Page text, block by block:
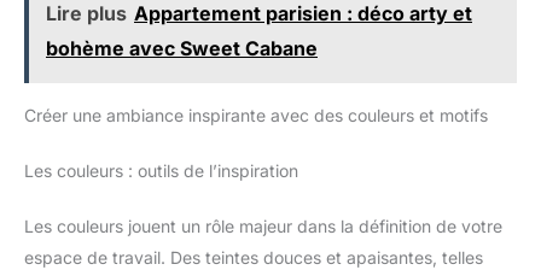
Lire plus Appartement parisien : déco arty et
bohème avec Sweet Cabane
Créer une ambiance inspirante avec des couleurs et motifs
Les couleurs : outils de l’inspiration
Les couleurs jouent un rôle majeur dans la définition de votre
espace de travail. Des teintes douces et apaisantes, telles